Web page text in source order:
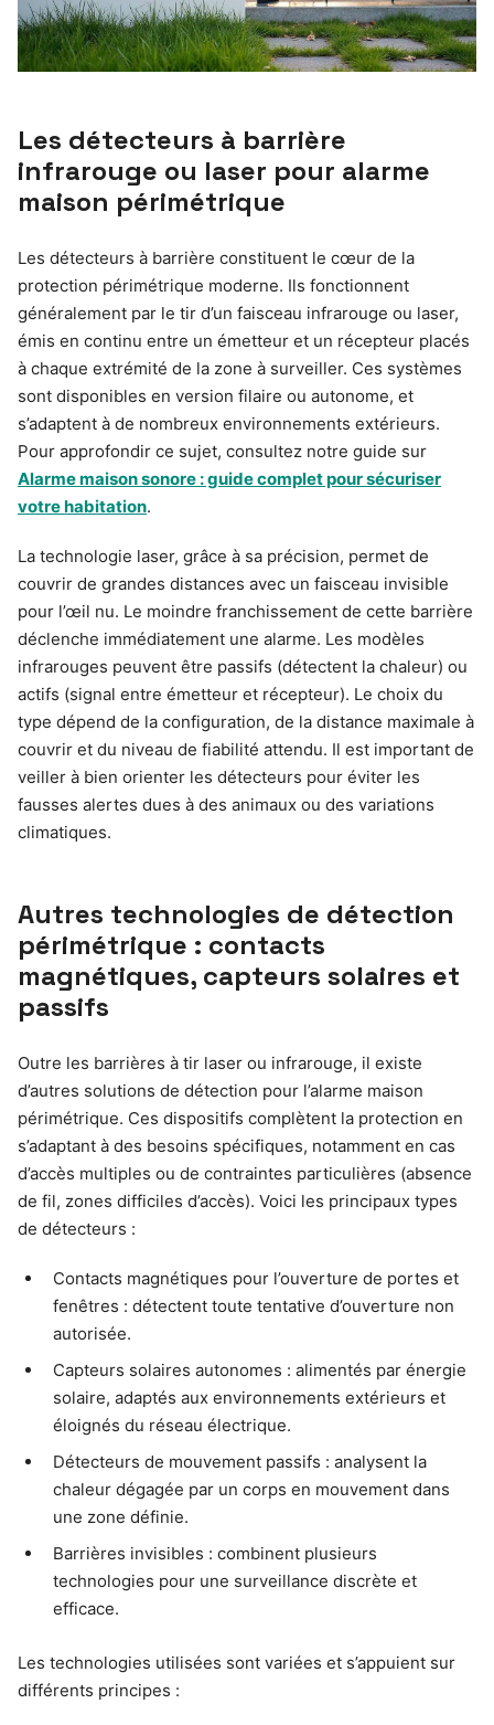
Les détecteurs à barrière
infrarouge ou laser pour alarme
maison périmétrique
Les détecteurs à barrière constituent le cœur de la
protection périmétrique moderne. Ils fonctionnent
généralement par le tir d’un faisceau infrarouge ou laser,
émis en continu entre un émetteur et un récepteur placés
à chaque extrémité de la zone à surveiller. Ces systèmes
sont disponibles en version filaire ou autonome, et
s’adaptent à de nombreux environnements extérieurs.
Pour approfondir ce sujet, consultez notre guide sur
Alarme maison sonore : guide complet pour sécuriser
votre habitation.
La technologie laser, grâce à sa précision, permet de
couvrir de grandes distances avec un faisceau invisible
pour l’œil nu. Le moindre franchissement de cette barrière
déclenche immédiatement une alarme. Les modèles
infrarouges peuvent être passifs (détectent la chaleur) ou
actifs (signal entre émetteur et récepteur). Le choix du
type dépend de la configuration, de la distance maximale à
couvrir et du niveau de fiabilité attendu. Il est important de
veiller à bien orienter les détecteurs pour éviter les
fausses alertes dues à des animaux ou des variations
climatiques.
Autres technologies de détection
périmétrique : contacts
magnétiques, capteurs solaires et
passifs
Outre les barrières à tir laser ou infrarouge, il existe
d’autres solutions de détection pour l’alarme maison
périmétrique. Ces dispositifs complètent la protection en
s’adaptant à des besoins spécifiques, notamment en cas
d’accès multiples ou de contraintes particulières (absence
de fil, zones difficiles d’accès). Voici les principaux types
de détecteurs :
Contacts magnétiques pour l’ouverture de portes et
fenêtres : détectent toute tentative d’ouverture non
autorisée.
Capteurs solaires autonomes : alimentés par énergie
solaire, adaptés aux environnements extérieurs et
éloignés du réseau électrique.
Détecteurs de mouvement passifs : analysent la
chaleur dégagée par un corps en mouvement dans
une zone définie.
Barrières invisibles : combinent plusieurs
technologies pour une surveillance discrète et
efficace.
Les technologies utilisées sont variées et s’appuient sur
différents principes :